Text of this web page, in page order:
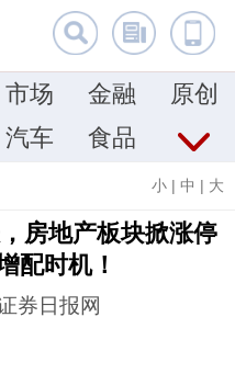
市场 金融
原创
汽车 食品
小 | 中 | 大
房地产板块掀涨停
配时机！
券日报网